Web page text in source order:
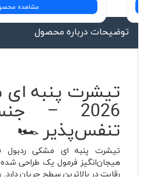
مشاهده
توضیحات درباره محصول
تیشرت پنبه ای
2026 –
تنفس‌پذیر 🏎️
هیجان‌انگیز فرمول یک طراحی
رقابت در بالاترین سطح جریان